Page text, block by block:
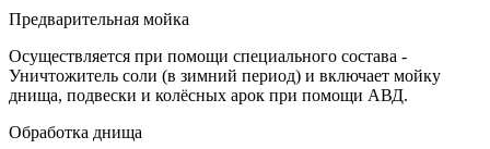
Предварительная мойка
Осуществляется при помощи специального состава -
Уничтожитель соли (в зимний период) и включает мойку
днища, подвески и колёсных арок при помощи АВД.
Обработка днища